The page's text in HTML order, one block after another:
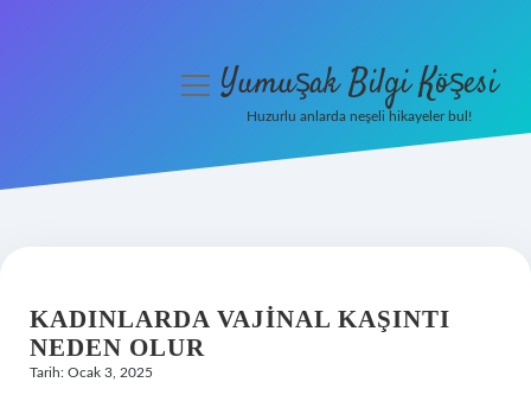
Hakkımızda
menüyüYumuşak Bilgi Köşesi
Huzurlu anlarda neşeli hikayeler bul!
KADINLARDA VAJINAL KAŞINTI
NEDEN OLUR
Tarih: Ocak 3, 2025